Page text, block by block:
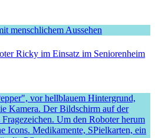
Ricky im Einsatz im Seniorenheim